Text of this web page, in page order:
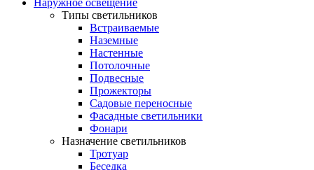
Наружное освещение
Типы светильников
Встраиваемые
Наземные
Настенные
Потолочные
Подвесные
Прожекторы
Садовые переносные
Фасадные светильники
Фонари
Назначение светильников
Тротуар
Беседка